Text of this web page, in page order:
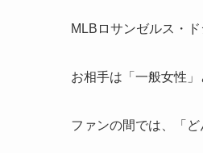
MLBロサンゼルス・
お相手は「一般女性
ファンの間では、「